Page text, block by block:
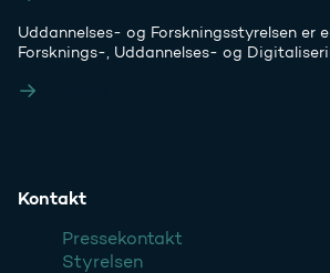
Uddannelses- og Forskningsstyrelsen er
Forsknings-, Uddannelses- og
Kontakt
Pressekontakt
Styrelsen